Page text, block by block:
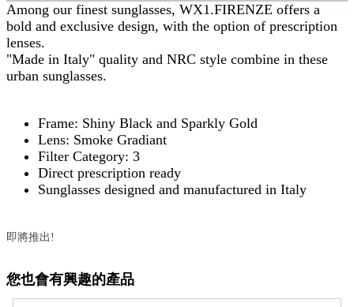
Among our finest sunglasses, WX1.FIRENZE offers a
bold and exclusive design, with the option of prescription
lenses.
"Made in Italy" quality and NRC style combine in these
urban sunglasses.
Frame: Shiny Black and Sparkly Gold
Lens: Smoke Gradiant
Filter Category: 3
Direct prescription ready
Sunglasses designed and manufactured in Italy
即將推出!
您也會有興趣的產品